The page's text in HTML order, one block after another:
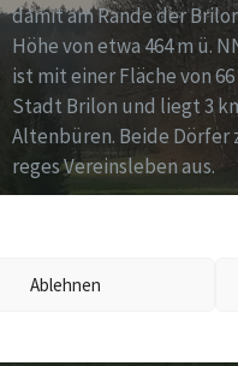
Ablehnen
damit am Rande der
Höhe von etwa 464 m ü.
ist mit einer Fläche von
Stadt Brilon und liegt 3
Altenbüren. Beide Dörfer
reges Vereinsleben aus.